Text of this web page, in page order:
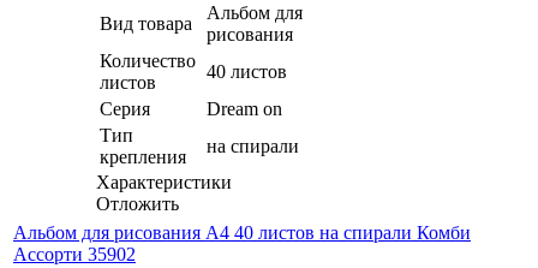
Вид товара
Альбом для
рисования
Количество
листов
40 листов
Серия
Dream on
Тип
крепления
на спирали
Характеристики
Отложить
Альбом для рисования А4 40 листов на спирали Комби
Ассорти 35902